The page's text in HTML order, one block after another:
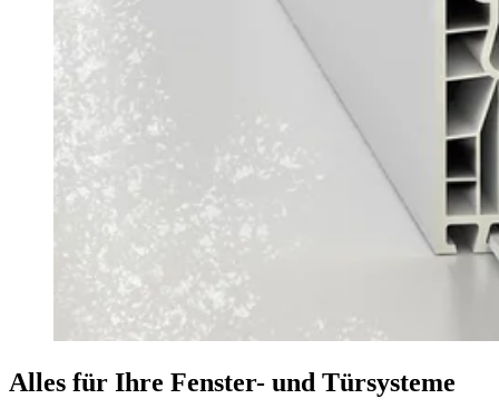
Alles für Ihre Fenster- und Türsysteme